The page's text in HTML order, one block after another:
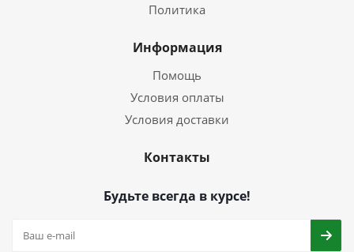
Политика
Информация
Помощь
Условия оплаты
Условия доставки
Контакты
Будьте всегда в курсе!